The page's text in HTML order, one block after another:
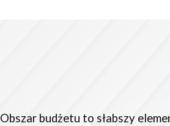
Obszar budżetu to słabszy